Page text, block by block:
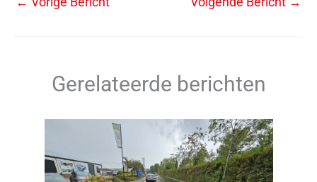
Gerelateerde berichten